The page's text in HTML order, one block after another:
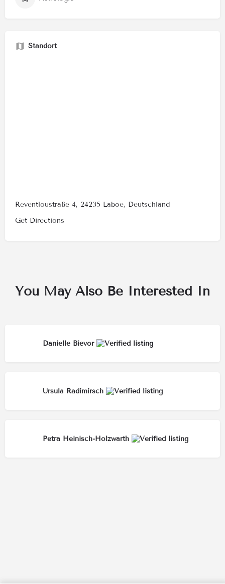
Standort
Reventloustraße 4, 24235 Laboe, Deutschland
Get Directions
You May Also Be Interested In
Danielle Bievor
Ursula Radimirsch
Petra Heinisch-Holzwarth